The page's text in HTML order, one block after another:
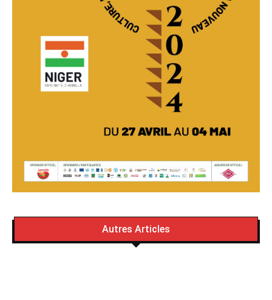
Autres Articles